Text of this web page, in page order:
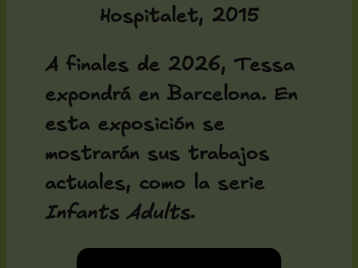
Hospitalet, 2015
A finales de 2026, Tessa
expondrá en Barcelona. En
esta exposición se
mostrarán sus trabajos
actuales, como la serie
Infants Adults.